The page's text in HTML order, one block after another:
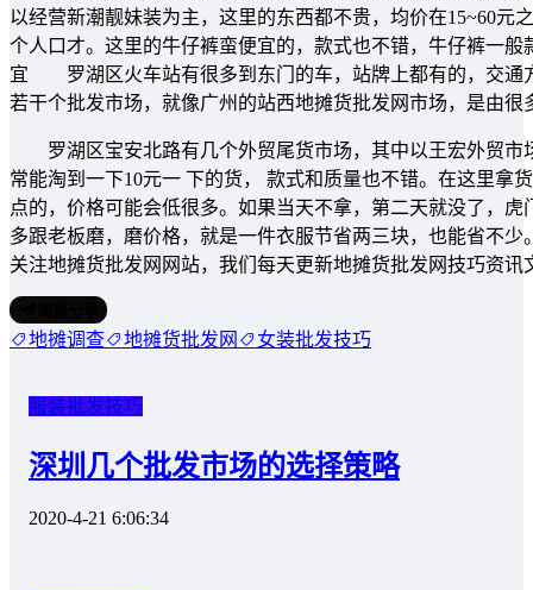
以经营新潮靓妹装为主，这里的东西都不贵，均价在15~60元
个人口才。这里的牛仔裤蛮便宜的，款式也不错，牛仔裤一
宜 罗湖区火车站有很多到东门的车，站牌上都有的，交通
若干个批发市场，就像广州的站西地摊货批发网市场，是由
罗湖区宝安北路有几个外贸尾货市场，其中以王宏外贸市
常能淘到一下10元一 下的货， 款式和质量也不错。在这里拿
点的，价格可能会低很多。如果当天不拿，第二天就没了，
多跟老板磨，磨价格，就是一件衣服节省两三块，也能省不
关注地摊货批发网网站，我们每天更新地摊货批发网技巧资讯
地摊调查 地摊货批发网 女装批发技巧
服装批发技巧
深圳几个批发市场的选择策略
2020-4-21 6:06:34